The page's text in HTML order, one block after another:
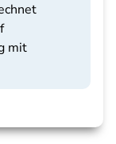
mit